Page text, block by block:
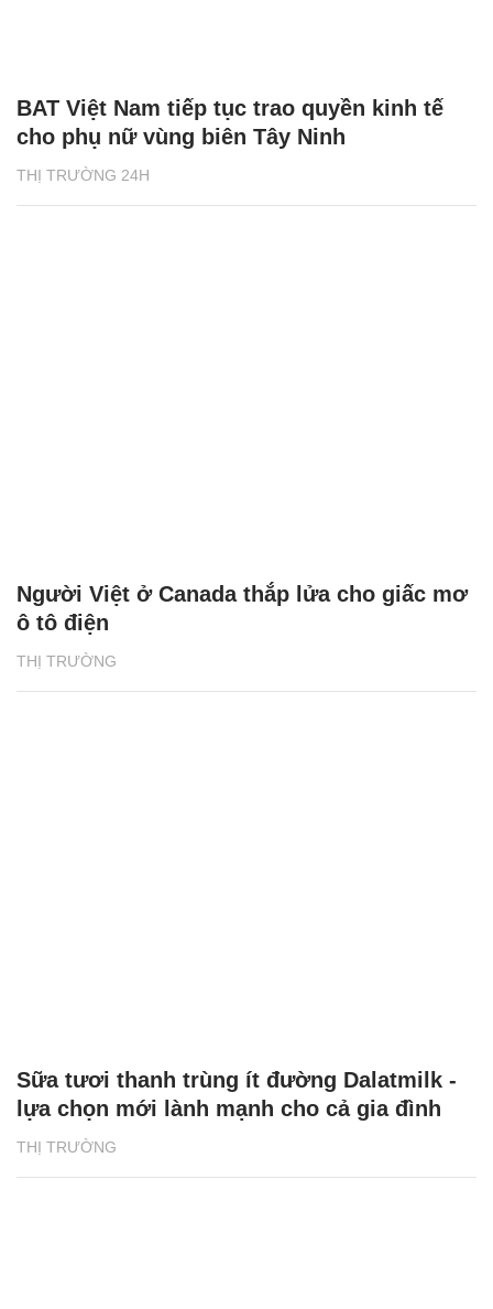
THỊ TRƯỜNG 24H
BAT Việt Nam tiếp tục trao quyền kinh tế
cho phụ nữ vùng biên Tây Ninh
THỊ TRƯỜNG
Người Việt ở Canada thắp lửa cho giấc mơ
ô tô điện
THỊ TRƯỜNG
Sữa tươi thanh trùng ít đường Dalatmilk -
lựa chọn mới lành mạnh cho cả gia đình